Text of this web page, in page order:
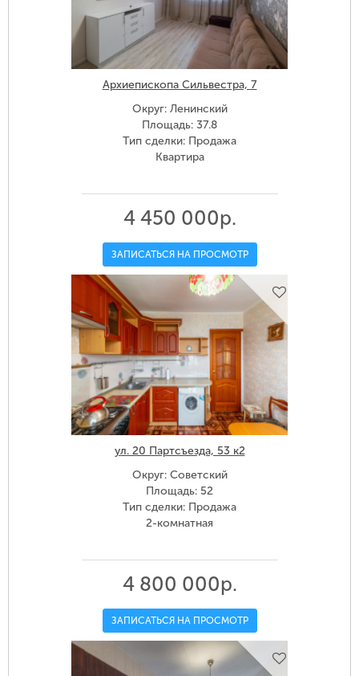
Архиепископа Сильвестра, 7
Округ: Ленинский
Площадь: 37.8
Тип сделки: Продажа
Квартира
4 450 000р.
ЗАПИСАТЬСЯ НА ПРОСМОТР
ул. 20 Партсъезда, 53 к2
Округ: Советский
Площадь: 52
Тип сделки: Продажа
2-комнатная
4 800 000р.
ЗАПИСАТЬСЯ НА ПРОСМОТР